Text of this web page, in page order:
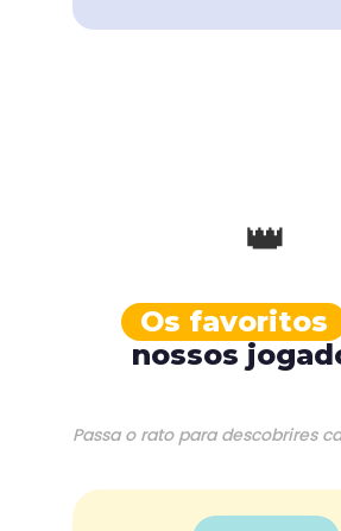
👑
Os favoritos
nossos
Passa o rato para descobrires